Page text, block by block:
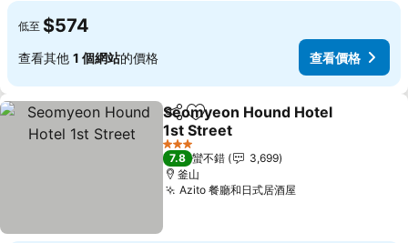
低至 $574
查看其他 1 個網站的價格 查看價格
分享 加入我的最愛
Seomyeon Hound Hotel
1st Street
查看價格
3 星級
7.8 蠻不錯
3,699
釜山
Azito 餐廳和日式居酒屋查看價格